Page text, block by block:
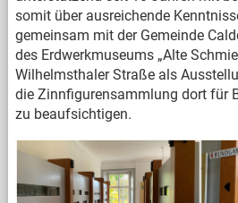
somit über ausreichende
gemeinsam mit der Gemeinde
des Erdwerkmuseums „Alte
Wilhelmsthaler Straße als
die Zinnfigurensammlung dort für
zu beaufsichtigen.